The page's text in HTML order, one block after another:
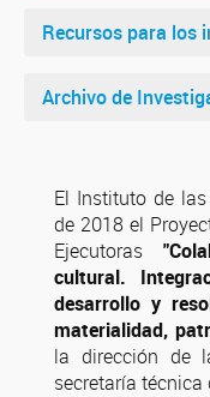
Recursos para los
Archivo de
El Instituto de
de 2018 el
Ejecutoras
cultural.
desarrollo y
materialidad,
la dirección de
secretaría